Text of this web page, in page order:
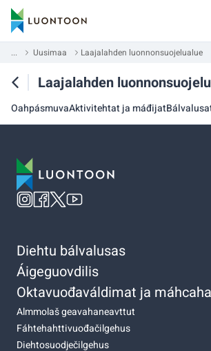
... Uusimaa Laajalahden luonnonsuojelualue
Laajalahden
OahpásmuvaAktivitehtat ja máđijat
Diehtu bálvalusas
Áigeguovdilis
Oktavuođaváldimat ja
Almmolaš geavahaneavttut
Fáhtehahttivuođačilgehus
Diehtosuodječilgehus